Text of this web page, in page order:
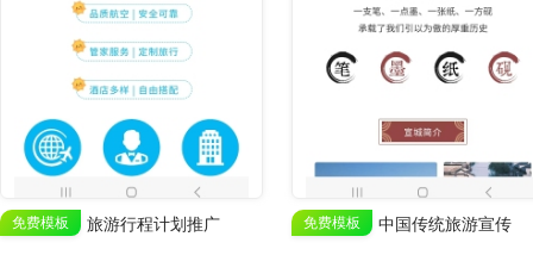
免费模板 旅游行程计划推广 免费模板 中国传统旅游宣传